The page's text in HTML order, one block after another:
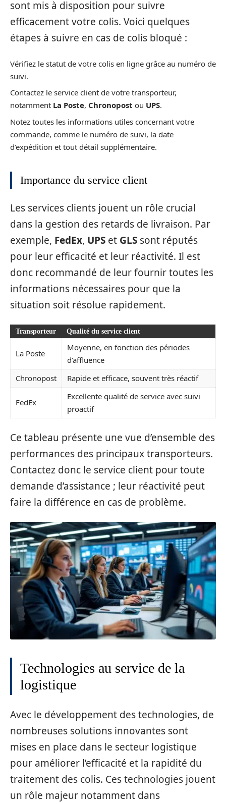
sont mis à disposition pour suivre
efficacement votre colis. Voici quelques
étapes à suivre en cas de colis bloqué :
Vérifiez le statut de votre colis en ligne grâce au numéro de
suivi.
Contactez le service client de votre transporteur,
notamment La Poste, Chronopost ou UPS.
Notez toutes les informations utiles concernant votre
commande, comme le numéro de suivi, la date
d’expédition et tout détail supplémentaire.
Importance du service client
Les services clients jouent un rôle crucial
dans la gestion des retards de livraison. Par
exemple, FedEx, UPS et GLS sont réputés
pour leur efficacité et leur réactivité. Il est
donc recommandé de leur fournir toutes les
informations nécessaires pour que la
situation soit résolue rapidement.
Transporteur Qualité du service client
La Poste
Moyenne, en fonction des périodes
d’affluence
Chronopost
Rapide et efficace, souvent très réactif
FedEx
Excellente qualité de service avec suivi
proactif
Ce tableau présente une vue d’ensemble des
performances des principaux transporteurs.
Contactez donc le service client pour toute
demande d’assistance ; leur réactivité peut
faire la différence en cas de problème.
Technologies au service de la
logistique
Avec le développement des technologies, de
nombreuses solutions innovantes sont
mises en place dans le secteur logistique
pour améliorer l’efficacité et la rapidité du
traitement des colis. Ces technologies jouent
un rôle majeur notamment dans